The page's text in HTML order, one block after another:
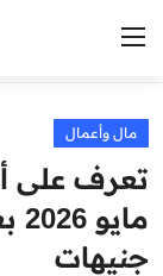
الرئيسية
اخبار مصر
العالم
مال وأعمال
جنيهات